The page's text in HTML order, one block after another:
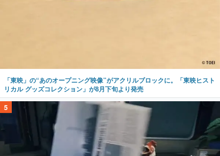
「東映」の“あのオープニング映像”がアクリルブロックに。「東映ヒスト
リカル グッズコレクション」が8月下旬より発売
5